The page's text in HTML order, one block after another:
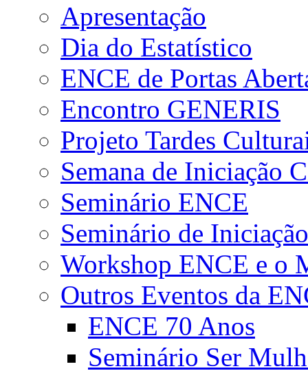
Apresentação
Dia do Estatístico
ENCE de Portas
Encontro GENERIS
Projeto Tardes
Semana de Iniciação
Seminário ENCE
Seminário de
Workshop ENCE e o
Outros Eventos da
ENCE 70 Anos
Seminário Ser